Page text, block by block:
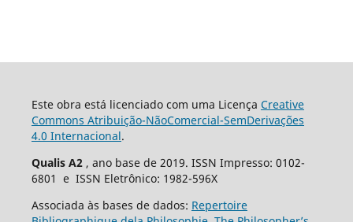
Este obra está licenciado com uma Licença Creative
Commons Atribuição-NãoComercial-SemDerivações
4.0 Internacional.
Qualis A2 , ano base de 2019. ISSN Impresso: 0102-
6801 e ISSN Eletrônico: 1982-596X
Associada às bases de dados: Repertoire